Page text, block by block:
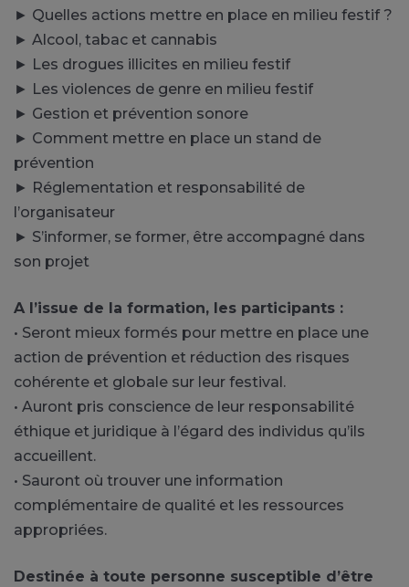
► Quelles actions mettre en place en milieu festif ?
► Alcool, tabac et cannabis
► Les drogues illicites en milieu festif
► Les violences de genre en milieu festif
► Gestion et prévention sonore
► Comment mettre en place un stand de
prévention
► Réglementation et responsabilité de
l’organisateur
► S’informer, se former, être accompagné dans
son projet
A l’issue de la formation, les participants :
• Seront mieux formés pour mettre en place une
action de prévention et réduction des risques
cohérente et globale sur leur festival.
• Auront pris conscience de leur responsabilité
éthique et juridique à l’égard des individus qu’ils
accueillent.
• Sauront où trouver une information
complémentaire de qualité et les ressources
appropriées.
Destinée à toute personne susceptible d’être